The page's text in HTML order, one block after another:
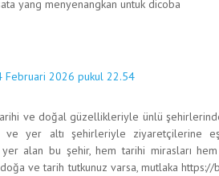
yang menyenangkan untuk dicoba
Februari 2026 pukul 22.54
ve doğal güzellikleriyle ünlü
ve yer altı şehirleriyle ziyaretçilerine
alan bu şehir, hem tarihi mirasları
ve tarih tutkunuz varsa, mutlaka